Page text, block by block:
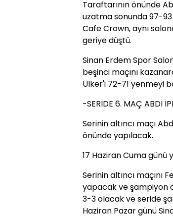
Taraftarının önünde
uzatma sonunda 97-
Cafe Crown, aynı
geriye düştü.
Sinan Erdem Spor
beşinci maçını
Ülker'i 72-71 yenmeyi
-SERİDE 6. MAÇ ABDİ
Serinin altıncı maçı
önünde yapılacak.
17 Haziran Cuma günü
Serinin altıncı maçını
yapacak ve şampiyon
3-3 olacak ve seride
Haziran Pazar günü